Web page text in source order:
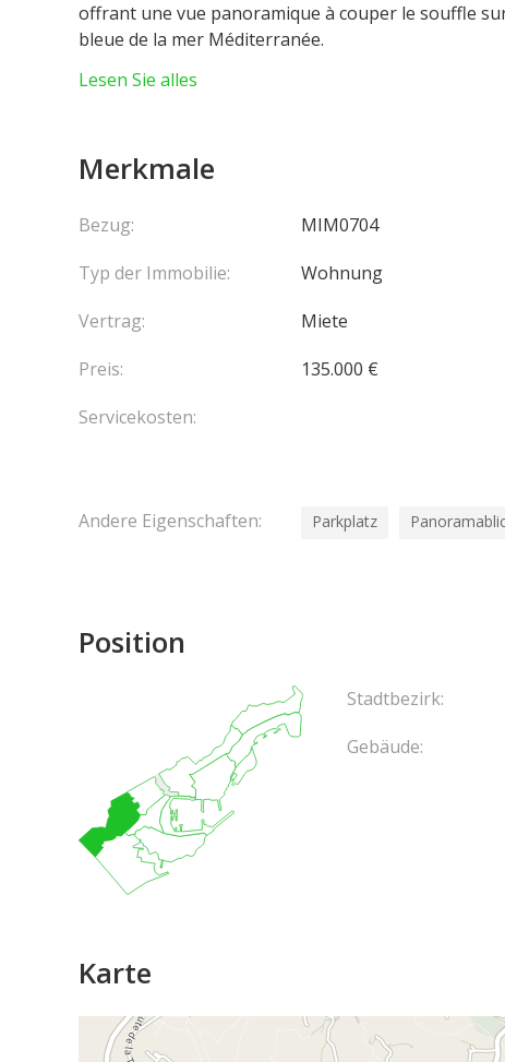
offrant une vue panoramique à couper le souffle
bleue de la mer Méditerranée.
système audio intégré au plafond, le chauffage au
spectaculaires qui entourent la propriété.
d'un double dressing ainsi que d'un espace bien-
Lesen Sie alles
Merkmale
Bezug:
MIM0704
Typ der Immobilie:
Wohnung
Vertrag:
Miete
Preis:
135.000 €
Servicekosten:
Andere Eigenschaften: Parkplatz
Position
Stadtbezirk:
Gebäude:
Karte